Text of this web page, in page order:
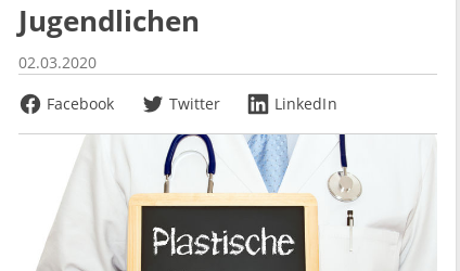
Jugendlichen
02.03.2020
Facebook
Twitter LinkedIn